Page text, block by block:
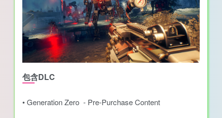
包含DLC
• Generation Zero - Pre-Purchase Content